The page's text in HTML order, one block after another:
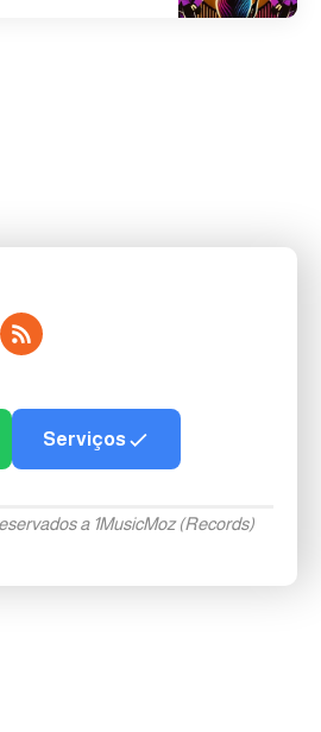
Serviços
a 1MusicMoz (Records)